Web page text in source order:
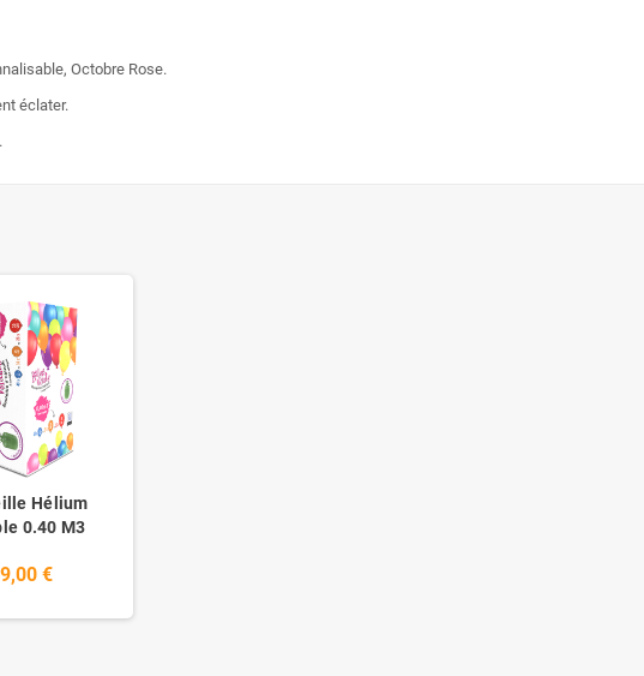
Octobre Rose.
éclater.
Hélium
0.40 M3
€